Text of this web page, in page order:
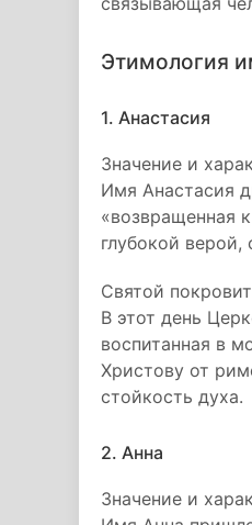
Этимология
1. Анастасия
Значение и
Имя Анастасия
«возвращенная
глубокой
Святой
В этот день
воспитанная в
Христову от
стойкость духа.
2. Анна
Значение и